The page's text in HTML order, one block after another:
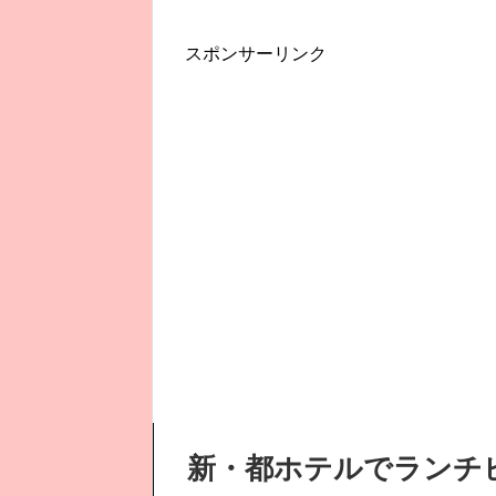
スポンサーリンク
新・都ホテルでランチ